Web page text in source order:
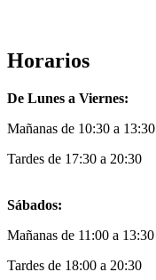
Horarios
De Lunes a Viernes:
Mañanas de 10:30 a 13:30
Tardes de 17:30 a 20:30
Sábados:
Mañanas de 11:00 a 13:30
Tardes de 18:00 a 20:30